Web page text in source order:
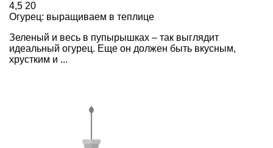
4,5 20
Огурец: выращиваем в теплице
Зеленый и весь в пупырышках – так выглядит
идеальный огурец. Еще он должен быть вкусным,
хрустким и ...